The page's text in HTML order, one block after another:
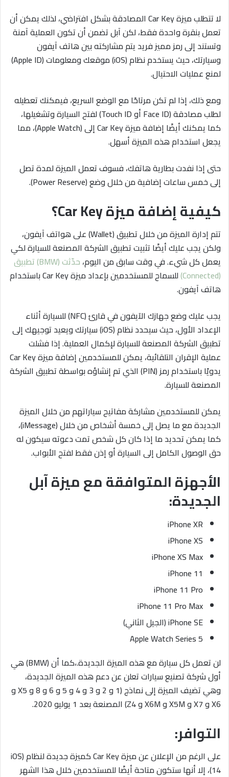
لا تتطلب ميزة Car Key المصادقة بشكل افتراضي، لذلك يمكن أن
تعمل بنقرة واحدة فقط، لكن آبل تضمن أن تكون العملية آمنة
وتستند إلى رمز مميز فريد يتم مشاركته بين هاتف آيفون
وسيارتك، حيث يستخدم نظام (iOS) موقعك ومعلومات (Apple ID)
لمنع عمليات الاحتيال.
ومع ذلك، إذا لم تكن مرتاحًا مع الوضع السريع، فيمكنك تعطيله
لطلب مصادقة (Face ID أو Touch ID) لفتح السيارة وتشغيلها،
كما يمكنك أيضًا إضافة ميزة Car Key إلى (Apple Watch)، مما
يجعل استخدام هذه الميزة أسهل.
حتى إذا نفدت بطارية هاتفك، فسوف تعمل الميزة لمدة تصل
إلى خمس ساعات إضافية من خلال وضع (Power Reserve).
كيفية إضافة ميزة Car Key؟
تتم إدارة الميزة من خلال تطبيق (Wallet) على هواتف آيفون،
ولكن يجب عليك أيضًا تثبيت تطبيق الشركة المصنعة للسيارة لكي
يعمل كل شيء. في وقت سابق من اليوم،
حدّثت (BMW) تطبيق
(Connected)
للسماح للمستخدمين بإعداد ميزة Car Key باستخدام
هاتف آيفون.
يجب عليك وضع جهازك الآيفون في قارئ (NFC) للسيارة أثناء
الإعداد الأول، حيث سيحدد نظام (iOS) سيارتك ويعيد توجيهك إلى
تطبيق الشركة المصنعة للسيارة لإكمال العملية. إذا فشلت
عملية الإقران التلقائية، يمكن للمستخدمين إضافة ميزة Car Key
يدويًا باستخدام رمز (PIN) الذي تم إنشاؤه بواسطة تطبيق الشركة
المصنعة للسيارة.
يمكن للمستخدمين مشاركة مفاتيح سياراتهم من خلال الميزة
الجديدة مع ما يصل إلى خمسة أشخاص من خلال (iMessage)،
كما يمكن تحديد ما إذا كان كل شخص تمت دعوته سيكون له
حق الوصول الكامل إلى السيارة أو إذن فقط لفتح الأبواب.
الأجهزة المتوافقة مع ميزة آبل
الجديدة:
iPhone XR
iPhone XS
iPhone XS Max
iPhone 11
iPhone 11 Pro
iPhone 11 Pro Max
iPhone SE (الجيل الثاني)
Apple Watch Series 5
لن تعمل كل سيارة مع هذه الميزة الجديدة.،كما أن (BMW) هي
أول شركة تصنيع سيارات تعلن عن دعم هذه الميزة الجديدة،
وهي تضيف الميزة إلى نماذج (1 و 2 و 3 و 4 و 5 و 6 و 8 و X5 و
X6 و X7 و X5M و X6M و Z4) المصنعة بعد 1 يوليو 2020.
التوافر:
على الرغم من الإعلان عن ميزة Car Key كميزة جديدة لنظام (iOS
14)، إلا أنها ستكون متاحة أيضًا للمستخدمين خلال هذا الشهر